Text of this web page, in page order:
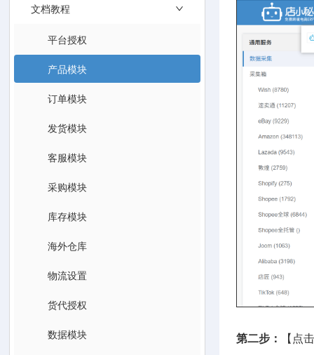
文档教程
平台授权
产品模块
订单模块
发货模块
客服模块
采购模块
库存模块
海外仓库
物流设置
货代授权
数据模块 第二步： 【点